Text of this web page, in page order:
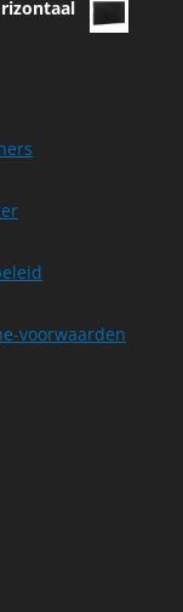
voorwaarden